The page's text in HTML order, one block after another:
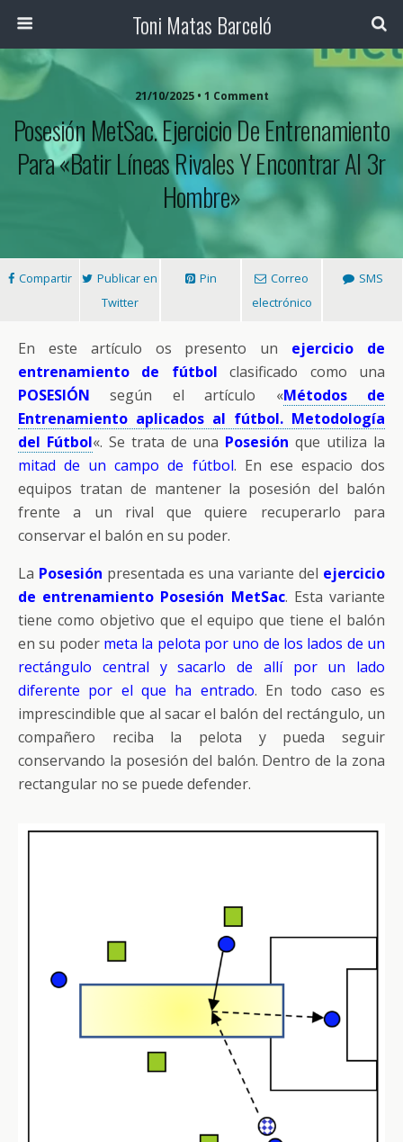
Toni Matas Barceló
21/10/2025 • 1 Comment
Posesión MetSac. Ejercicio De Entrenamiento
Para «Batir Líneas Rivales Y Encontrar Al 3r
Hombre»
Compartir
Publicar en
Twitter
Pin
Correo
electrónico
SMS
En este artículo os presento un ejercicio de
entrenamiento de fútbol clasificado como una
POSESIÓN
según el artículo «Métodos de
Entrenamiento aplicados al fútbol. Metodología
del Fútbol«. Se trata de una Posesión que utiliza la
mitad de un campo de fútbol. En ese espacio dos
equipos tratan de mantener la posesión del balón
frente a un rival que quiere recuperarlo para
conservar el balón en su poder.
La Posesión presentada es una variante del ejercicio
de entrenamiento Posesión MetSac. Esta variante
tiene como objetivo que el equipo que tiene el balón
en su poder meta la pelota por uno de los lados de un
rectángulo central y sacarlo de allí por un lado
diferente por el que ha entrado. En todo caso es
imprescindible que al sacar el balón del rectángulo, un
compañero reciba la pelota y pueda seguir
conservando la posesión del balón. Dentro de la zona
rectangular no se puede defender.